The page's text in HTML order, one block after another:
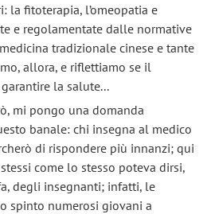
la fitoterapia, l’omeopatia e
e regolamentate dalle normative
tradizionale cinese e tante
allora, e riflettiamo se il
la salute...
mi pongo una domanda
banale: chi insegna al medico
di rispondere più innanzi; qui
come lo stesso poteva dirsi,
degli insegnanti; infatti, le
spinto numerosi giovani a